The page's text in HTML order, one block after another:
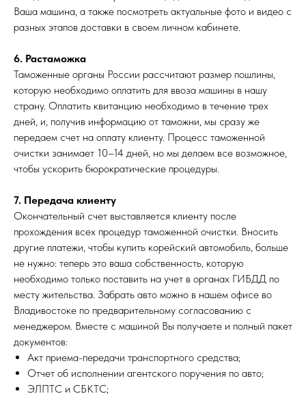
Ваша машина, а также посмотреть актуальные фото и видео с
разных этапов доставки в своем личном кабинете.
6. Растаможка
Таможенные органы России рассчитают размер пошлины,
которую необходимо оплатить для ввоза машины в нашу
страну. Оплатить квитанцию необходимо в течение трех
дней, и, получив информацию от таможни, мы сразу же
передаем счет на оплату клиенту. Процесс таможенной
очистки занимает 10–14 дней, но мы делаем все возможное,
чтобы ускорить бюрократические процедуры.
7. Передача клиенту
Окончательный счет выставляется клиенту после
прохождения всех процедур таможенной очистки. Вносить
другие платежи, чтобы купить корейский автомобиль, больше
не нужно: теперь это ваша собственность, которую
необходимо только поставить на учет в органах ГИБДД по
месту жительства. Забрать авто можно в нашем офисе во
Владивостоке по предварительному согласованию с
менеджером. Вместе с машиной Вы получаете и полный пакет
документов:
Акт приема-передачи транспортного средства;
Отчет об исполнении агентского поручения по авто;
ЭЛПТС и СБКТС;